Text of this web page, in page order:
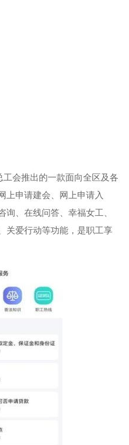
工会推出的一款面向全区及各
上申请建会、网上申请入
、在线问答、幸福女工、
关爱行动等功能，是职工享